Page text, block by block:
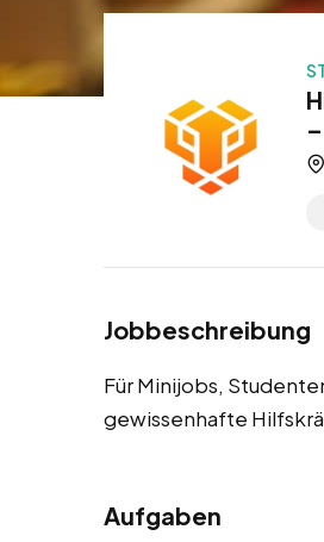
Jobbeschreibung
Für Minijobs,
gewissenhafte
Aufgaben